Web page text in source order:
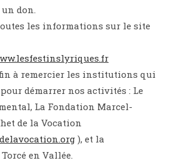
don.
les informations sur le site
à remercier les institutions qui
démarrer nos activités : Le
La Fondation Marcel-
de la Vocation
), et la
en Vallée.